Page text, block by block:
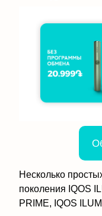
Несколько
поколения IQOS
PRIME, IQOS